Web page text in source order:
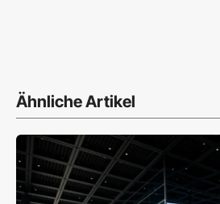
Ähnliche Artikel